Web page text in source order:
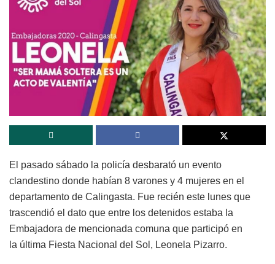
El pasado sábado la policía desbarató un evento
clandestino donde habían 8 varones y 4 mujeres en el
departamento de Calingasta. Fue recién este lunes que
trascendió el dato que entre los detenidos estaba la
Embajadora de mencionada comuna que participó en
la última Fiesta Nacional del Sol, Leonela Pizarro.